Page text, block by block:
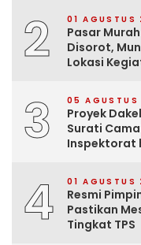
2 01 AGUSTUS
Pasar
Disorot,
Lokasi
3 05
Proyek
Surati
Inspektorat
4 01 AGUSTUS
Resmi
Pastikan
Tingkat TPS